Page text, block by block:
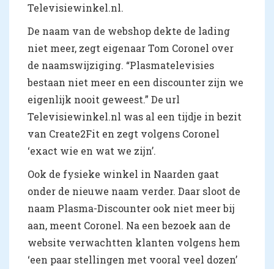
Televisiewinkel.nl.
De naam van de webshop dekte de lading
niet meer, zegt eigenaar Tom Coronel over
de naamswijziging. “Plasmatelevisies
bestaan niet meer en een discounter zijn we
eigenlijk nooit geweest.” De url
Televisiewinkel.nl was al een tijdje in bezit
van Create2Fit en zegt volgens Coronel
‘exact wie en wat we zijn’.
Ook de fysieke winkel in Naarden gaat
onder de nieuwe naam verder. Daar sloot de
naam Plasma-Discounter ook niet meer bij
aan, meent Coronel. Na een bezoek aan de
website verwachtten klanten volgens hem
‘een paar stellingen met vooral veel dozen’